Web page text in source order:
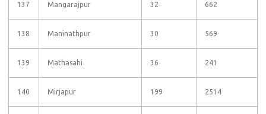
137 Mangarajpur 32 662
138 Maninathpur 30 569
139 Mathasahi 36 241
140 Mirjapur 199 2514